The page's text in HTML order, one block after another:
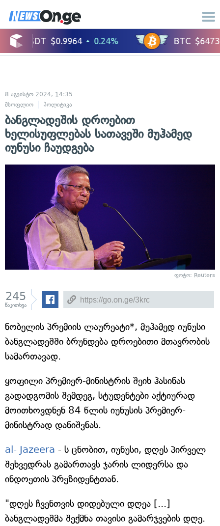
8 აგვისტო 2024, 14:35
მსოფლიო
პოლიტიკა
ბანგლადეშის დროებით
ხელისუფლებას სათავეში მუჰამედ
იუნუსი ჩაუდგება
ფოტო: Reuters
245
წაკითხვა
ნობელის პრემიის ლაურეატი*, მუჰამედ იუნუსი
ბანგლადეშში ბრუნდება დროებითი მთავრობის
სამართავად.
ყოფილი პრემიერ-მინისტრის შეიხ ჰასინას
გადადგომის შემდეგ, სტუდენტები აქტიურად
მოითხოვდნენ 84 წლის იუნუსის პრემიერ-
მინისტრად დანიშვნას.
al- Jazeera - ს ცნობით, იუნუსი, დღეს პირველ
შეხვედრას გამართავს ჯარის ლიდერსა და
ინდოეთის პრეზიდენტთან.
"დღეს ჩვენთვის დიდებული დღეა [...]
ბანგლადეშმა შექმნა თავისი გამარჯვების დღე.